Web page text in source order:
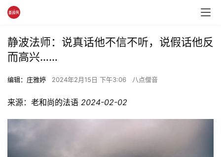
静波法师：说真话他不信不听，说假话他反
而高兴……
编辑：庄雅婷 2024年2月15日 下午3:06 八点僧音
来源： 老和尚的法语 2024-02-02